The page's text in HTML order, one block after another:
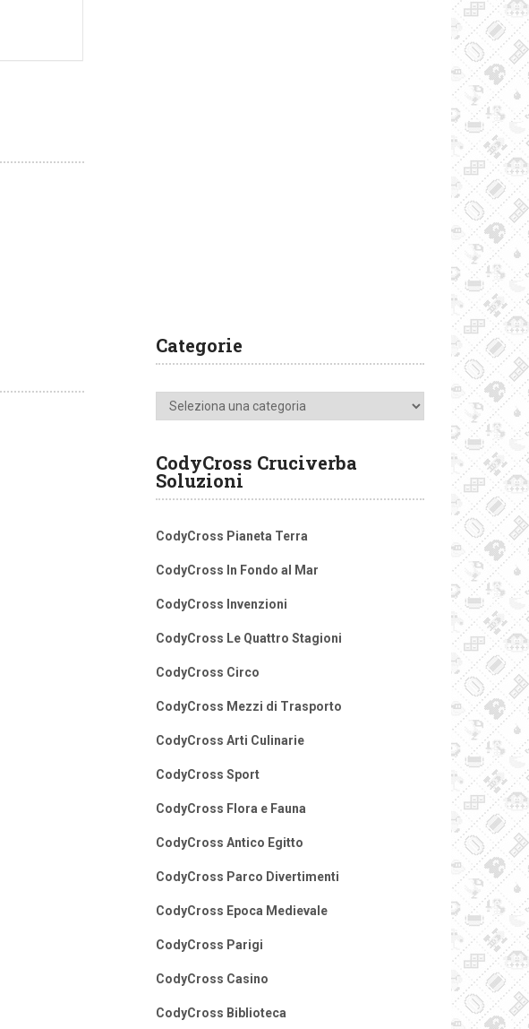
Categorie
Categorie
CodyCross Cruciverba
Soluzioni
CodyCross Pianeta Terra
CodyCross In Fondo al Mar
CodyCross Invenzioni
CodyCross Le Quattro Stagioni
CodyCross Circo
CodyCross Mezzi di Trasporto
CodyCross Arti Culinarie
CodyCross Sport
CodyCross Flora e Fauna
CodyCross Antico Egitto
CodyCross Parco Divertimenti
CodyCross Epoca Medievale
CodyCross Parigi
CodyCross Casino
CodyCross Biblioteca